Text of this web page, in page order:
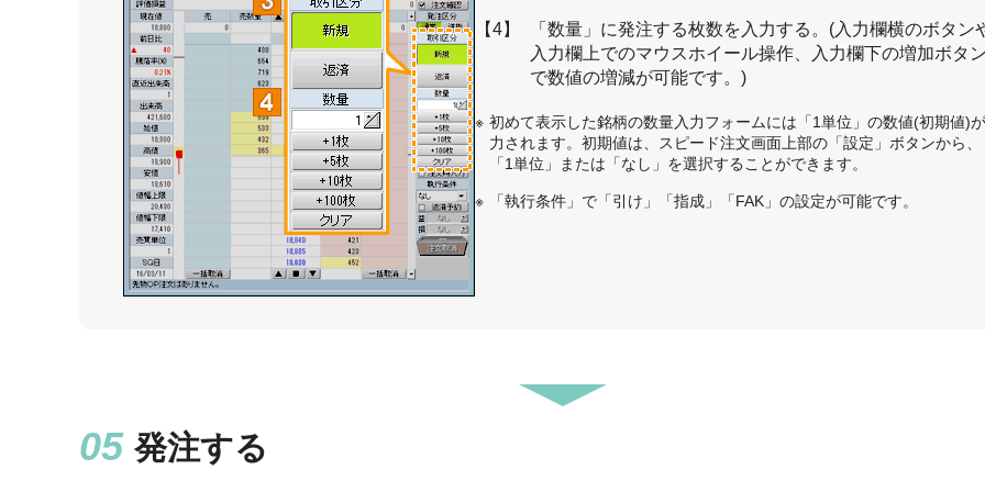
【4】
「数量」に発注する枚数を入力する。(入力欄横のボタン
入力欄上でのマウスホイール操作、入力欄下の増加ボタン
で数値の増減が可能です。)
初めて表示した銘柄の数量入力フォームには「1単位」の数値(初期値)
力されます。初期値は、スピード注文画面上部の「設定」ボタンから、
「1単位」または「なし」を選択することができます。
「執行条件」で「引け」「指成」「FAK」の設定が可能です。
発注する